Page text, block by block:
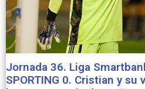
Jornada 36. Liga
SPORTING 0. Cristian y